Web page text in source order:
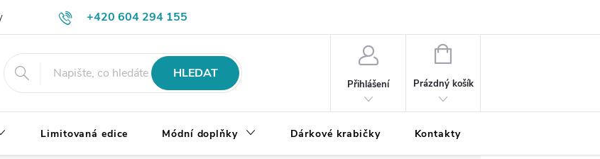
+420 604 294 155
Výměna, vrácení a reklamace zboží
HLEDAT
Přihlášení
NÁKUPNÍ
Prázdný košík
Limitovaná edice Módní doplňky Dárkové krabičky Kontakty